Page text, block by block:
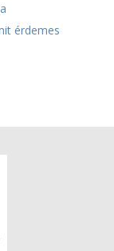
érdemes